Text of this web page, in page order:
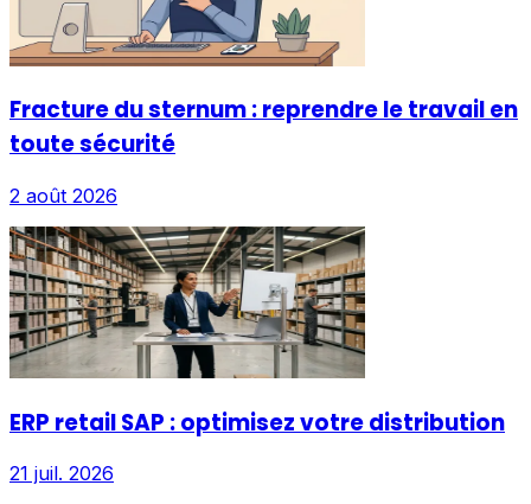
Fracture du sternum : reprendre le travail en
toute sécurité
2 août 2026
ERP retail SAP : optimisez votre distribution
21 juil. 2026